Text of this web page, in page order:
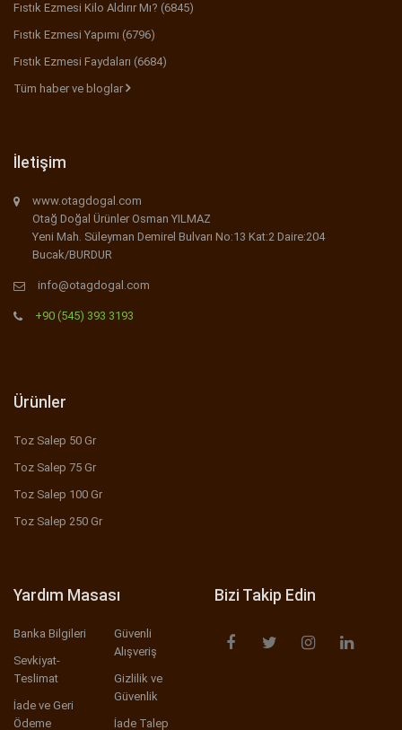
Fıstık Ezmesi Kilo Aldırır Mı? (6845)
Fıstık Ezmesi Yapımı (6796)
Fıstık Ezmesi Faydaları (6684)
Tüm haber ve bloglar
İletişim
www.otagdogal.com
Otağ Doğal Ürünler Osman YILMAZ
Yeni Mah. Süleyman Demirel Bulvarı No:13 Kat:2 Daire:204
Bucak/BURDUR
info@otagdogal.com
+90 (545) 393 3193
Ürünler
Toz Salep 50 Gr
Toz Salep 75 Gr
Toz Salep 100 Gr
Toz Salep 250 Gr
Yardım Masası
Banka Bilgileri
Sevkiyat-
Teslimat
İade ve Geri
Ödeme
Güvenli
Alışveriş
Gizlilik ve
Güvenlik
İade Talep
Bizi Takip Edin